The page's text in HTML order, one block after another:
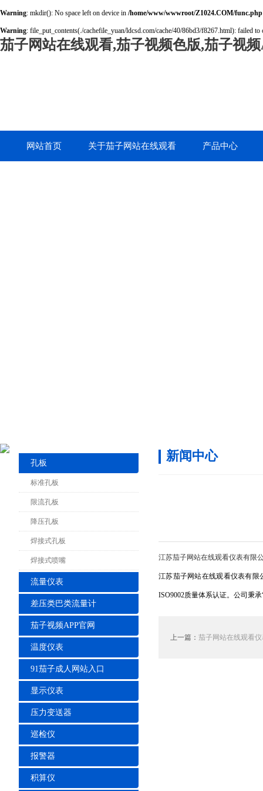
Warning: mkdir(): No space left on device in /home/www/wwwroot/Z1024.COM/func.php
Warning: file_put_contents(./cachefile_yuan/ldcsd.com/cache/40/86bd3/f8267.html): failed
茄子网站在线观看,茄子视频色版,茄子视
网站首页 关于茄子网站在线观看 产品中心
孔板
标准孔板
限流孔板
降压孔板
焊接式孔板
焊接式喷嘴
流量仪表
差压类巴类流量计
茄子视频APP官网
温度仪表
91茄子成人网站入口
显示仪表
压力变送器
巡检仪
报警器
积算仪
新闻中心
江苏茄子网站在线观看仪表有限
江苏茄子网站在线观看仪表有限
ISO9002质量体系认证。公司秉
上一篇： 茄子网站在线观看